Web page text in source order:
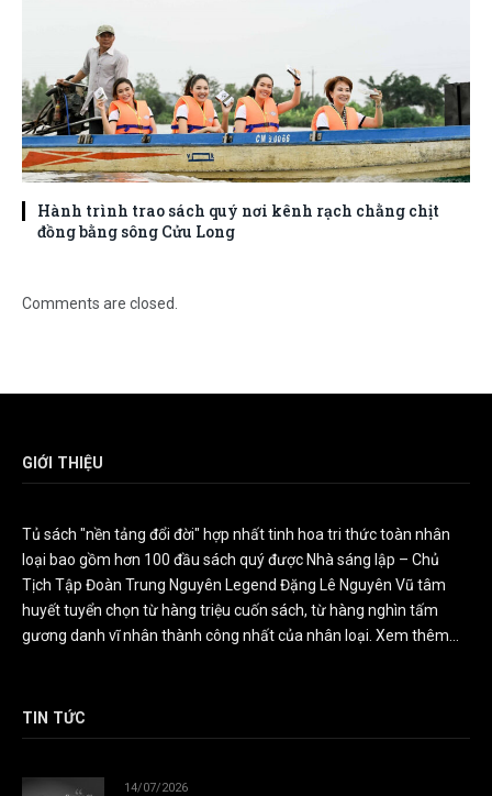
Hành trình trao sách quý nơi kênh rạch chằng chịt
đồng bằng sông Cửu Long
Comments are closed.
GIỚI THIỆU
Tủ sách "nền tảng đổi đời" hợp nhất tinh hoa tri thức toàn nhân
loại bao gồm hơn 100 đầu sách quý được Nhà sáng lập – Chủ
Tịch Tập Đoàn Trung Nguyên Legend Đặng Lê Nguyên Vũ tâm
huyết tuyển chọn từ hàng triệu cuốn sách, từ hàng nghìn tấm
gương danh vĩ nhân thành công nhất của nhân loại. Xem thêm...
TIN TỨC
14/07/2026